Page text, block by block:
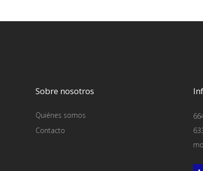
Sobre nosotros
Quiénes somos
Contacto